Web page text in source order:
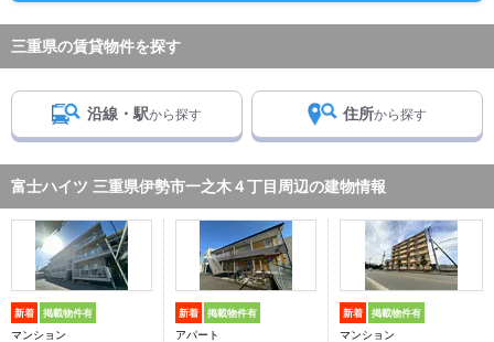
三重県の賃貸物件を探す
沿線・駅から探す 住所から探す
富士ハイツ 三重県伊勢市一之木４丁目周辺の建物情報
新着 掲載物件有
マンション
新着 掲載物件有
アパート
新着 掲載物件有
マンション